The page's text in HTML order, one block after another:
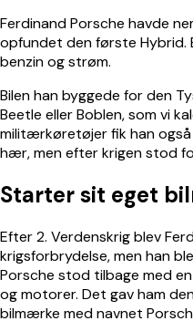
Ferdinand Porsche havde
opfundet den første
benzin og strøm.
Bilen han byggede for den
Beetle eller Boblen, som vi
militærkøretøjer fik han
hær, men efter krigen stod
Starter sit eget
Efter 2. Verdenskrig blev
krigsforbrydelse, men han
Porsche stod tilbage med
og motorer. Det gav ham
bilmærke med navnet